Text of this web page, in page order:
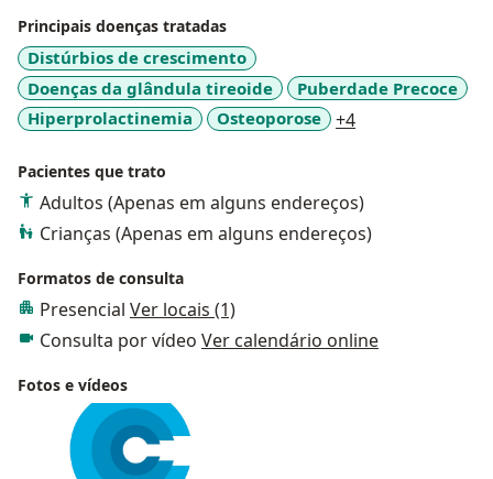
Principais doenças tratadas
Distúrbios de crescimento
Doenças da glândula tireoide
Puberdade Precoce
Hiperprolactinemia
Osteoporose +4
Pacientes que trato
Adultos (Apenas em alguns endereços)
Crianças (Apenas em alguns endereços)
Formatos de consulta
Presencial Ver locais (1)
Consulta por vídeo Ver calendário online
Fotos e vídeos